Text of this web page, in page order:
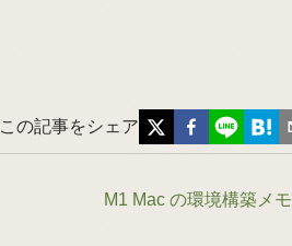
この記事をシェア
M1 Mac の環境構築メモ